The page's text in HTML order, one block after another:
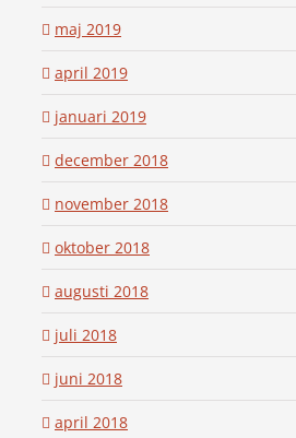
maj 2019
april 2019
januari 2019
december 2018
november 2018
oktober 2018
augusti 2018
juli 2018
juni 2018
april 2018